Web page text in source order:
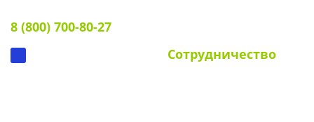
8 (800) 700-80-27
Сотрудничество